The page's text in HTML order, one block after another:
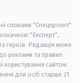
словами "Спецпроєкт"
"Експерт",
героїв. Редакція може
реклами та правил
користування сайтом.
для осіб старше 21